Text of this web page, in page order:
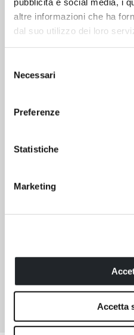
altre informazioni che ha
dal suo utilizzo dei loro
delNecessari
Preferenze
Statistiche
Marketing
Accetta
Ripiano d’appoggio integrato